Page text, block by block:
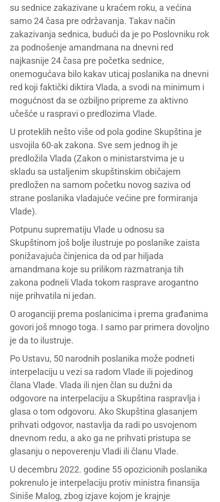
su sednice zakazivane u kraćem roku, a većina
samo 24 časa pre održavanja. Takav način
zakazivanja sednica, budući da je po Poslovniku rok
za podnošenje amandmana na dnevni red
najkasnije 24 časa pre početka sednice,
onemogućava bilo kakav uticaj poslanika na dnevni
red koji faktički diktira Vlada, a svodi na minimum i
mogućnost da se ozbiljno pripreme za aktivno
učešće u raspravi o predlozima Vlade.
U proteklih nešto više od pola godine Skupština je
usvojila 60-ak zakona. Sve sem jednog ih je
predložila Vlada (Zakon o ministarstvima je u
skladu sa ustaljenim skupštinskim običajem
predložen na samom početku novog saziva od
strane poslanika vladajuće većine pre formiranja
Vlade).
Potpunu suprematiju Vlade u odnosu sa
Skupštinom još bolje ilustruje po poslanike zaista
ponižavajuća činjenica da od par hiljada
amandmana koje su prilikom razmatranja tih
zakona podneli Vlada tokom rasprave arogantno
nije prihvatila ni jedan.
O aroganciji prema poslanicima i prema građanima
govori još mnogo toga. I samo par primera dovoljno
je da to ilustruje.
Po Ustavu, 50 narodnih poslanika može podneti
interpelaciju u vezi sa radom Vlade ili pojedinog
člana Vlade. Vlada ili njen član su dužni da
odgovore na interpelaciju a Skupština raspravlja i
glasa o tom odgovoru. Ako Skupština glasanjem
prihvati odgovor, nastavlja da radi po usvojenom
dnevnom redu, a ako ga ne prihvati pristupa se
glasanju o nepoverenju Vladi ili članu Vlade.
U decembru 2022. godine 55 opozicionih poslanika
pokrenulo je interpelaciju protiv ministra finansija
Siniše Malog, zbog izjave kojom je krajnje